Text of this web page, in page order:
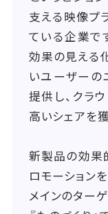
支える映像プ
ている企業で
効果の見える
いユーザーの
提供し、クラ
高いシェアを
新製品の効果
ロモーション
メインのター